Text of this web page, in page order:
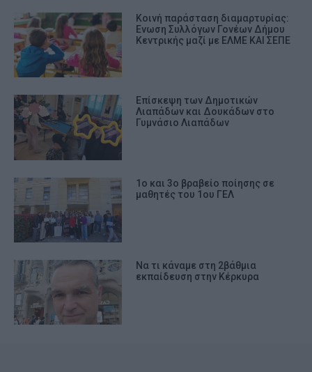
Κοινή παράσταση διαμαρτυρίας:
Ενωση Συλλόγων Γονέων Δήμου
Κεντρικής μαζί με ΕΛΜΕ ΚΑΙ ΣΕΠΕ
Επίσκεψη των Δημοτικών
Λιαπάδων και Δουκάδων στο
Γυμνάσιο Λιαπάδων
1ο και 3ο βραβείο ποίησης σε
μαθητές του 1ου ΓΕΛ
Να τι κάναμε στη 2βάθμια
εκπαίδευση στην Κέρκυρα